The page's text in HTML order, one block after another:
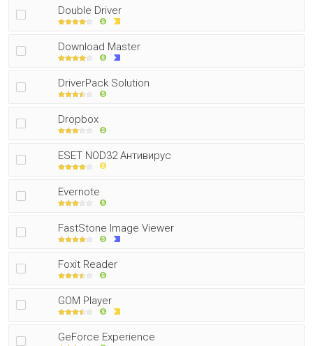
Double Driver
Download Master
DriverPack Solution
Dropbox
ESET NOD32 Антивирус
Evernote
FastStone Image Viewer
Foxit Reader
GOM Player
GeForce Experience